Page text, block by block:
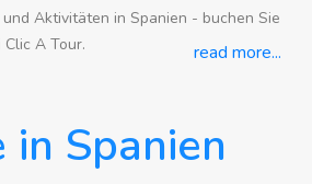
Aktivitäten in Spanien - buchen Sie
A Tour.
read more...
in Spanien